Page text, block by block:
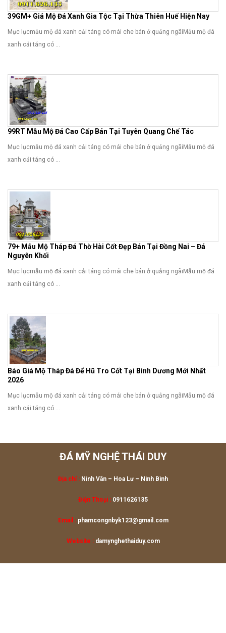
39GM+ Giá Mộ Đá Xanh Gia Tộc Tại Thừa Thiên Huế Hiện Nay
Mục lụcmẫu mộ đá xanh cải táng có mái che bán ở quảng ngãiMẫu mộ đá
xanh cải táng có ...
99RT Mẫu Mộ Đá Cao Cấp Bán Tại Tuyên Quang Chế Tác
Mục lụcmẫu mộ đá xanh cải táng có mái che bán ở quảng ngãiMẫu mộ đá
xanh cải táng có ...
79+ Mẫu Mộ Tháp Đá Thờ Hài Cốt Đẹp Bán Tại Đồng Nai – Đá
Nguyên Khối
Mục lụcmẫu mộ đá xanh cải táng có mái che bán ở quảng ngãiMẫu mộ đá
xanh cải táng có ...
Báo Giá Mộ Tháp Đá Để Hũ Tro Cốt Tại Bình Dương Mới Nhất
2026
Mục lụcmẫu mộ đá xanh cải táng có mái che bán ở quảng ngãiMẫu mộ đá
xanh cải táng có ...
ĐÁ MỸ NGHỆ THÁI DUY
Địa chỉ : Ninh Vân – Hoa Lư – Ninh Bình
Điện Thoại : 0911626135
Email :phamcongnbyk123@gmail.com
Website :damynghethaiduy.com